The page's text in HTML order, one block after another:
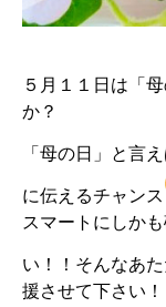
５月１１日は「母
か？
「母の日」と言
に伝えるチャンス
スマートにしか
い！！ そんなあ
援させて下さい！